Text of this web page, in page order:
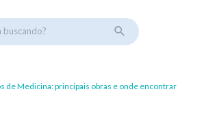
buscando?
de Medicina: principais obras e onde encontrar